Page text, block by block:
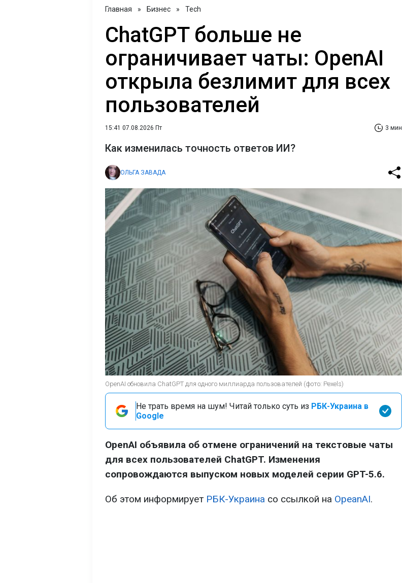
Главная » Бизнес » Tech
ChatGPT больше не
ограничивает чаты: OpenAI
открыла безлимит для всех
пользователей
15:41 07.08.2026 Пт 3 мин
Как изменилась точность ответов ИИ?
ОЛЬГА ЗАВАДА
OpenAI обновила ChatGPT для одного миллиарда пользователей (фото: Pexels)
Не трать время на шум! Читай только суть из РБК-Украина в
Google
OpenAI объявила об отмене ограничений на текстовые чаты
для всех пользователей ChatGPT. Изменения
сопровождаются выпуском новых моделей серии GPT-5.6.
Об этом информирует РБК-Украина со ссылкой на OpeanAI.